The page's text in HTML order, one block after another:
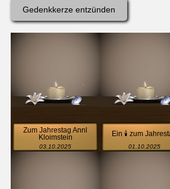
Gedenkkerze entzünden
Zum Jahrestag Annl
Kloimstein
03.10.2025
Ein 🕯 zum
01.10.2025